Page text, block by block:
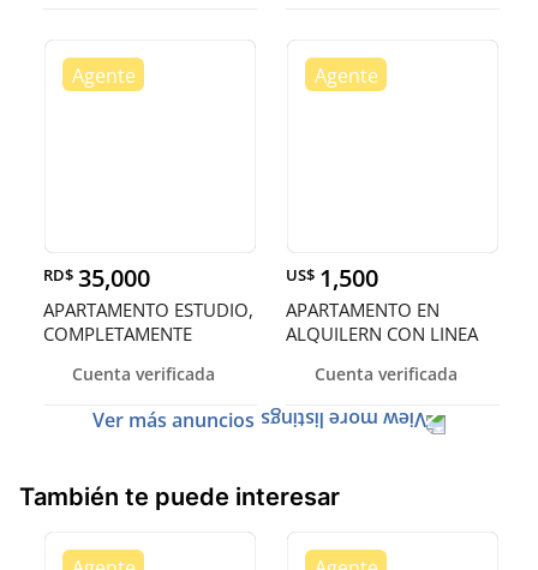
RD$ 35,000
APARTAMENTO ESTUDIO,
COMPLETAMENTE
Cuenta verificada
US$ 1,500
APARTAMENTO EN
ALQUILERN CON LINEA
Cuenta verificada
Ver más anuncios
También te puede interesar